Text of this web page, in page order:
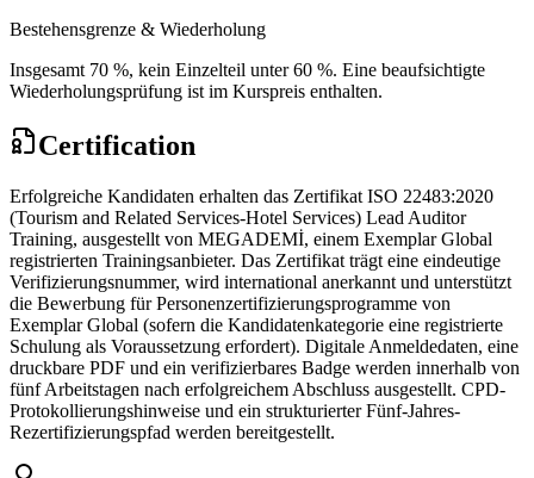
Bestehensgrenze & Wiederholung
Insgesamt 70 %, kein Einzelteil unter 60 %. Eine beaufsichtigte
Wiederholungsprüfung ist im Kurspreis enthalten.
Certification
Erfolgreiche Kandidaten erhalten das Zertifikat ISO 22483:2020
(Tourism and Related Services-Hotel Services) Lead Auditor
Training, ausgestellt von MEGADEMİ, einem Exemplar Global
registrierten Trainingsanbieter. Das Zertifikat trägt eine eindeutige
Verifizierungsnummer, wird international anerkannt und unterstützt
die Bewerbung für Personenzertifizierungsprogramme von
Exemplar Global (sofern die Kandidatenkategorie eine registrierte
Schulung als Voraussetzung erfordert). Digitale Anmeldedaten, eine
druckbare PDF und ein verifizierbares Badge werden innerhalb von
fünf Arbeitstagen nach erfolgreichem Abschluss ausgestellt. CPD-
Protokollierungshinweise und ein strukturierter Fünf-Jahres-
Rezertifizierungspfad werden bereitgestellt.